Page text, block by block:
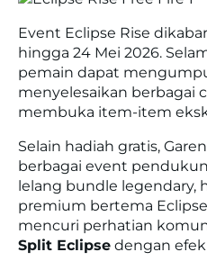
Event Eclipse Rise
hingga 24 Mei 2026.
pemain dapat
menyelesaikan berbagai
membuka item-item
Selain hadiah gratis,
berbagai event
lelang bundle legendary,
premium bertema
mencuri perhatian
Split Eclipse dengan efek